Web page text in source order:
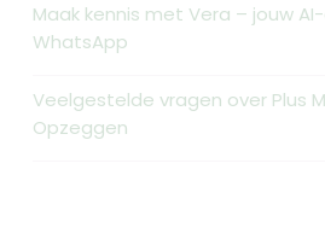
Maak kennis met Vera – jouw
WhatsApp
Veelgestelde vragen over Plus
Opzeggen